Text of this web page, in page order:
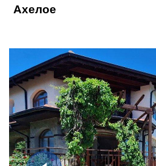
Ахелое